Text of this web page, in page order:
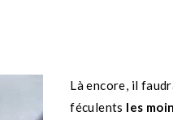
Là encore, il
féculents les